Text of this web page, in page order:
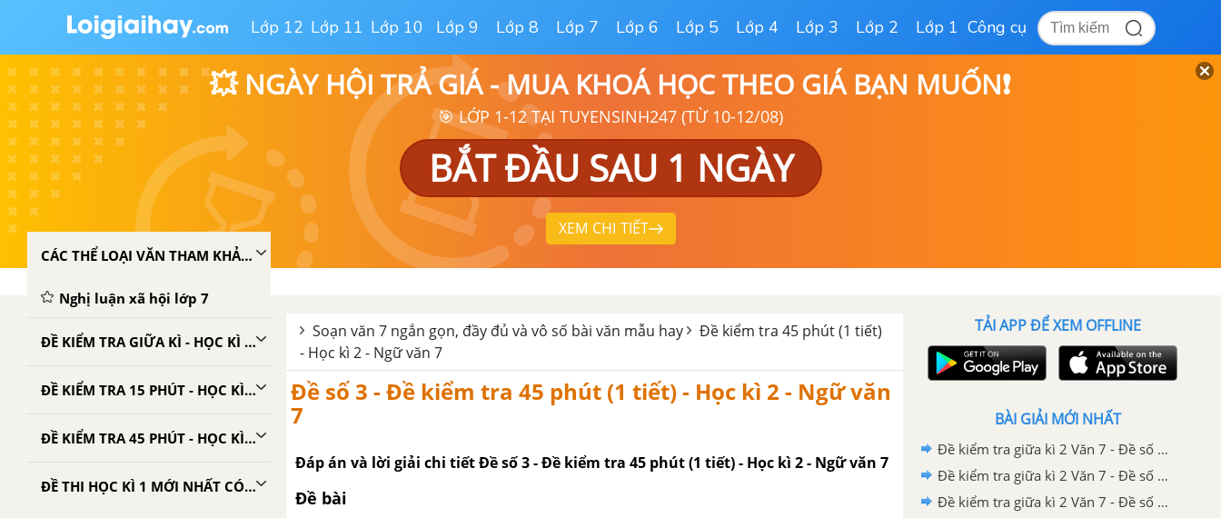
Lớp 12 Lớp 11 Lớp 10 Lớp 9 Lớp 8 Lớp 7 Lớp 6 Lớp 5 Lớp 4 Lớp 3 Lớp 2 Lớp 1 Công cụ
💥 NGÀY HỘI TRẢ GIÁ - MUA KHOÁ HỌC THEO GIÁ BẠN MUỐN❗
🎯 LỚP 1-12 TẠI TUYENSINH247 (TỪ 10-12/08)
BẮT ĐẦU SAU 1 NGÀY
XEM CHI TIẾT
CÁC THỂ LOẠI VĂN THAM KHẢO LỚP 7
Nghị luận xã hội lớp 7
ĐỀ KIỂM TRA GIỮA KÌ - HỌC KÌ 1 - NGỮ VĂN 7
ĐỀ KIỂM TRA 15 PHÚT - HỌC KÌ 1 - NGỮ VĂN 7
ĐỀ KIỂM TRA 45 PHÚT - HỌC KÌ 1 - NGỮ VĂN 7
ĐỀ THI HỌC KÌ 1 MỚI NHẤT CÓ LỜI GIẢI
Soạn văn 7 ngắn gọn, đầy đủ và vô số bài văn mẫu hay
Đề kiểm tra 45 phút (1 tiết)
- Học kì 2 - Ngữ văn 7
Đề số 3 - Đề kiểm tra 45 phút (1 tiết) - Học kì 2 - Ngữ văn
7
Đáp án và lời giải chi tiết Đề số 3 - Đề kiểm tra 45 phút (1 tiết) - Học kì 2 - Ngữ văn 7
Đề bài
TẢI APP ĐỂ XEM OFFLINE
BÀI GIẢI MỚI NHẤT
Đề kiểm tra giữa kì 2 Văn 7 - Đề số 5 có lời giải chi tiết
Đề kiểm tra giữa kì 2 Văn 7 - Đề số 4 có lời giải chi tiết
Đề kiểm tra giữa kì 2 Văn 7 - Đề số 3 có lời giải chi tiết